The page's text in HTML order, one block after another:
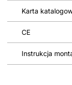
Karta
CE
Instrukcja